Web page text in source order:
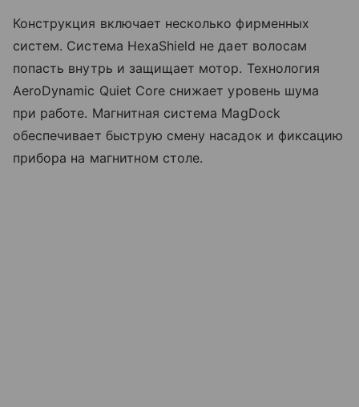
Конструкция включает несколько фирменных
систем. Система HexaShield не дает волосам
попасть внутрь и защищает мотор. Технология
AeroDynamic Quiet Core снижает уровень шума
при работе. Магнитная система MagDock
обеспечивает быструю смену насадок и фиксацию
прибора на магнитном столе.